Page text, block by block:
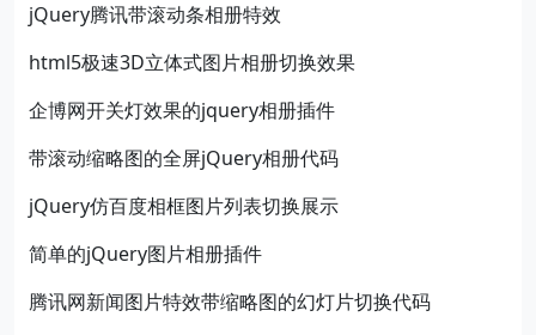
jQuery腾讯带滚动条相册特效
html5极速3D立体式图片相册切换效果
企博网开关灯效果的jquery相册插件
带滚动缩略图的全屏jQuery相册代码
jQuery仿百度相框图片列表切换展示
简单的jQuery图片相册插件
腾讯网新闻图片特效带缩略图的幻灯片切换代码